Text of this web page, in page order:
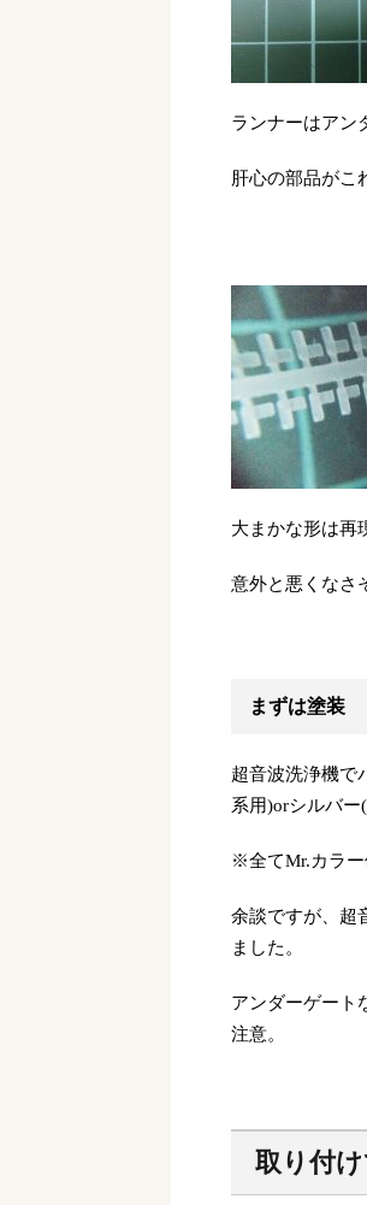
ランナーはアン
肝心の部品がこ
大まかな形は再
意外と悪くなさ
まずは塗装
超音波洗浄機で
系用)orシルバー
※全てMr.カラー
余談ですが、超
ました。
アンダーゲート
注意。
取り付